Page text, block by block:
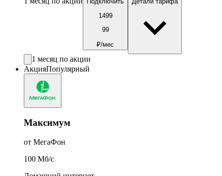
1499
99
₽/мес
1 месяц по акции
АкцияПопулярный
Максимум
от МегаФон
100 Мб/c